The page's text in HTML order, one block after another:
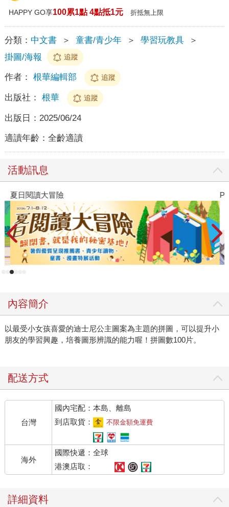
HAPPY GO享100累1點 4點抵1元 折抵無上限
分類： 中文書 ＞ 童書/青少年 ＞ 學習玩教具
＞
掛圖/海報
追蹤
作者： 根華編輯部 追蹤
出版社： 根華 追蹤
出版日： 2025/06/24
適讀年齡： 全齡適讀
活動訊息
夏日閱讀大冒險
內容簡介
以最受小女孩喜愛的迪士尼公主圖案為主題的拼圖，可以提升小
朋友的學習興趣，培養圖形辨識的能力喔！拼圖數100片。
配送方式
台灣
國內宅配：本島、離島
到店取貨：
不限金額免運費
海外
國際快遞：全球
港澳店取：
詳細資料